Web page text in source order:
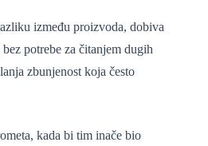
između proizvoda, dobiva
potrebe za čitanjem dugih
zbunjenost koja često
kada bi tim inače bio